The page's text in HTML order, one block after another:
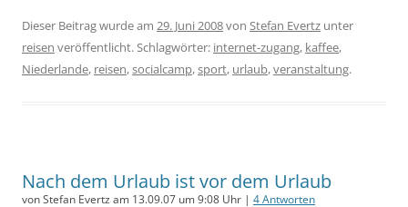
Dieser Beitrag wurde am 29. Juni 2008von Stefan Evertz unter
reisen veröffentlicht. Schlagwörter: internet-zugang, kaffee,
Niederlande, reisen,socialcamp,sport, urlaub,veranstaltung.
Nach dem Urlaub ist vor dem Urlaub
von Stefan Evertz am 13.09.07 um 9:08 Uhr | 4 Antworten